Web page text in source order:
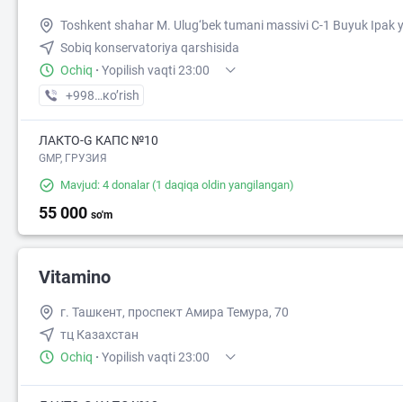
Toshkent shahar M. Ulug‘bek tumani massivi C-1 Buyuk Ipak
Sobiq konservatoriya qarshisida
Ochiq · Yopilish vaqti 23:00
+998 (95) XXX-XX-XX
кo’rish
ЛАКТО-G КАПС №10
GMP, ГРУЗИЯ
Mavjud: 4 donalar(1 daqiqa oldin yangilangan)
55 000 so'm
Vitamino
г. Ташкент, проспект Амира Темура, 70
тц Казахстан
Ochiq · Yopilish vaqti 23:00